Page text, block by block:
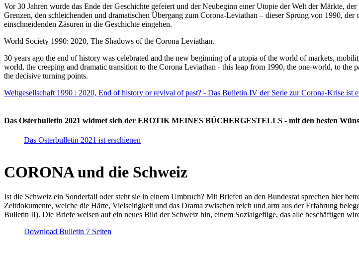
Vor 30 Jahren wurde das Ende der Geschichte gefeiert und der Neubeginn einer Utopie der Welt der Märkte,
Grenzen, den schleichenden und dramatischen Übergang zum Corona-Leviathan – dieser Sprung von 1990,
einschneidenden Zäsuren in die Geschichte eingehen.
World Society 1990: 2020, The Shadows of the Corona Leviathan.
30 years ago the end of history was celebrated and the new beginning of a utopia of the world of markets,
world, the creeping and dramatic transition to the Corona Leviathan - this leap from 1990, the one-world, to
the decisive turning points.
Weltgesellschaft 1990 : 2020, End of history or revival of past? - Das Bulletin IV der Serie zur Corona-Krise ist
Das Osterbulletin 2021 widmet sich der EROTIK MEINES BÜCHERGESTELLS - mit den besten
Das Osterbulletin 2021 ist erschienen
CORONA und die Schweiz
Ist die Schweiz ein Sonderfall oder steht sie in einem Umbruch? Mit Briefen an den Bundesrat sprechen hier
Zeitdokumente, welche die Härte, Vielseitigkeit und das Drama zwischen reich und arm aus der Erfahrung
Bulletin II). Die Briefe weisen auf ein neues Bild der Schweiz hin, einem Sozialgefüge, das alle beschäftigen
Download Bulletin 7 Seiten